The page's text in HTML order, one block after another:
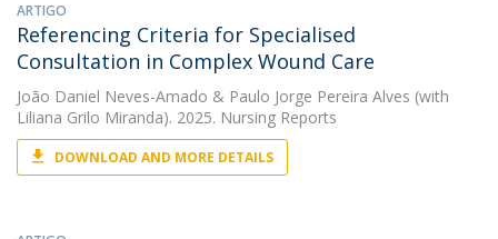
ARTIGO
Referencing Criteria for Specialised
Consultation in Complex Wound Care
João Daniel Neves-Amado & Paulo Jorge Pereira Alves (with
Liliana Grilo Miranda). 2025. Nursing Reports
DOWNLOAD AND MORE DETAILS